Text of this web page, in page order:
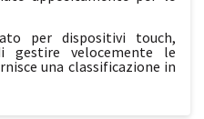
per dispositivi touch,
gestire velocemente le
una classificazione in